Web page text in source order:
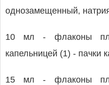
однозамещенный,
10 мл - флаконы
капельницей (1) - пачки
15 мл - флаконы